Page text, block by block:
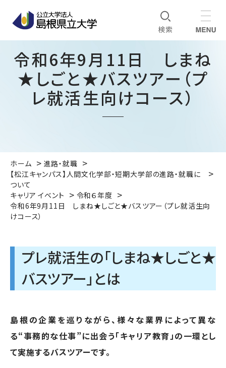
令和6年9月11日 しまね
★しごと★バスツアー（プ
レ就活生向けコース）
ホーム
進路・就職
【松江キャンパス】人間文化学部・短期大学部の進路・就職に
ついて
キャリア イベント
令和６年度
令和6年9月11日 しまね★しごと★バスツアー（プレ就活生向
けコース）
プレ就活生の「しまね★しごと★
バスツアー」とは
島根の企業を巡りながら、様々な業界によって異な
る“事務的な仕事”に出会う「キャリア教育」の一環とし
て実施するバスツアーです。